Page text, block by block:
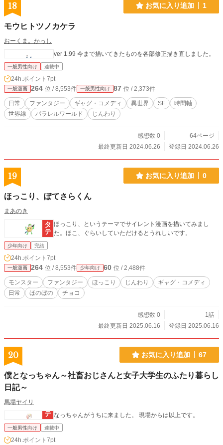
18 お気に入り追加 1
モウヒトツノカケラ
おーくま。かっし
ver 1.99 今まで描いてきたものを各部修正描き直しました。
一般男性向け 連載中
24h.ポイント 7pt
一般漫画 264 位 / 8,553件 一般男性向け 87 位 / 2,373件
日常 ファンタジー ギャグ・コメディ 異世界 SF
時間軸
世界線
パラレルワールド じんわり
感想数 0
64ページ
最終更新日 2024.06.26
登録日 2024.06.26
19 お気に入り追加 0
ほっこり、ぽてさらくん
まあのき
ほっこり、というテーマでサイレント漫画を描いてみまし
た。ほこ、ぐらいしていただけるとうれしいです。
少年向け 完結
24h.ポイント 7pt
一般漫画 264 位 / 8,553件 少年向け 60 位 / 2,488件
モンスター ファンタジー ほっこり じんわり
ギャグ・コメディ
日常
ほのぼの チョコ
感想数 0
1話
最終更新日 2025.06.16
登録日 2025.06.16
20 お気に入り追加 67
僕となっちゃん～社畜おじさんと女子大学生のふたり暮らし
日記～
馬場ヤイリ
なっちゃんがうちに来ました。 現場からは以上です。
一般男性向け 連載中
24h.ポイント 7pt